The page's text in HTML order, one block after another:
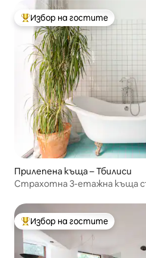
Най-популярен избор на
Избор на гостите
Прилепена къща – Тбилиси
Страхотна 3-етажна къща
Най-популярен избор на
Избор на гостите